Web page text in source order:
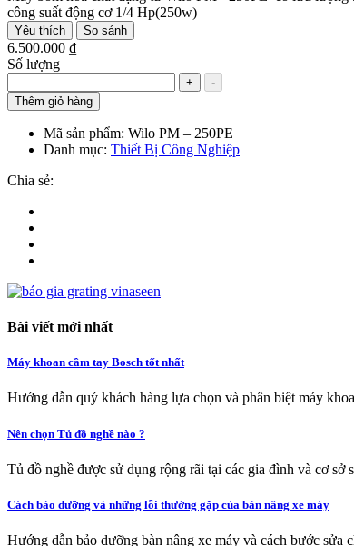
công suất động cơ 1/4 Hp(250w)
Yêu thích So sánh
6.500.000 ₫
Số lượng
+
-
Thêm giỏ hàng
Mã sản phẩm: Wilo PM – 250PE
Danh mục: Thiết Bị Công Nghiệp
Chia sẻ:
Bài viết mới nhất
Máy khoan cầm tay Bosch tốt nhất
Hướng dẫn quý khách hàng lựa chọn và phân biệt máy
Nên chọn Tủ đồ nghề nào ?
Tủ đồ nghề được sử dụng rộng rãi tại các gia đình và cơ sở
Cách bảo dưỡng và những lỗi thường gặp của bàn nâng xe máy
Hướng dẫn bảo dưỡng bàn nâng xe máy và cách bước sửa